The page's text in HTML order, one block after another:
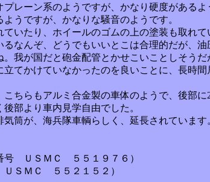
レーン系のようですが、かなり硬度がある
うですが、かなりな騒音のようです。
いたり、ホイールのゴムの上の塗装も取れ
なんぞ、どうでもいいとこは合理的だが、
我が国だと砲金配管とかせこいことしそう
てかけていなかったのを良いことに、長時
らもアルミ合金製の車体のようで、後部に
部より車内見学自由でした。
筒が、海兵隊車輌らしく、延長されてい
号 ＵＳＭＣ ５５１９７６）
ＳＭＣ ５５２１５２）